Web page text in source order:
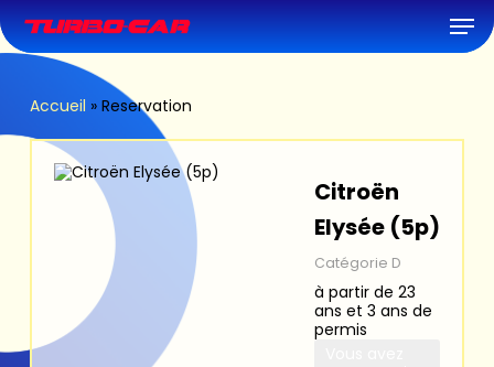
to
main
content
Accueil » Reservation
Citroën
Elysée (5p)
Catégorie D
à partir de 23
ans et 3 ans de
permis